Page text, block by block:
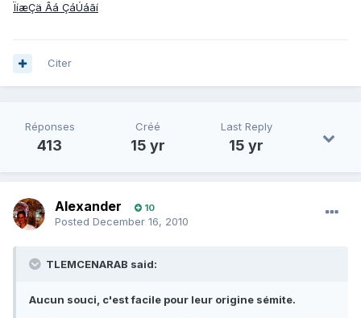
ÏíæÇä Âá ÇáÚáãí
Citer
Réponses
413
Créé
15 yr
Last Reply
15 yr
Alexander 10
Posted December 16, 2010
TLEMCENARAB said:
Aucun souci, c'est facile pour leur origine sémite.